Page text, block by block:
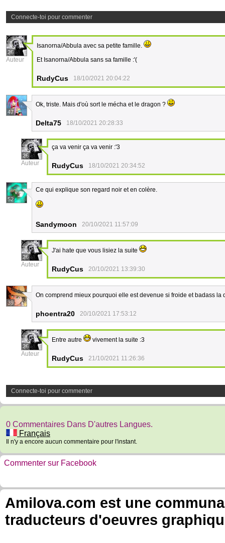
Connecte-toi pour commenter
26
Auteur
Isanorna/Abbula avec sa petite famille.
Et Isanorna/Abbula sans sa famille :'(
RudyCus 18/10/2021 20:04:22
47
Ok, triste. Mais d'où sort le mécha et le dragon ?
Delta75 18/10/2021 20:28:33
26
Auteur
ça va venir ça va venir :'3
RudyCus 18/10/2021 20:34:52
52
Ce qui explique son regard noir et en colère.
Sandymoon 20/10/2021 11:57:09
26
Auteur
J'ai hate que vous lisiez la suite
RudyCus 20/10/2021 13:39:30
39
On comprend mieux pourquoi elle est devenue si froide et badass la
phoentra20 20/10/2021 17:53:12
26
Auteur
Entre autre vivement la suite :3
RudyCus 21/10/2021 11:26:36
Connecte-toi pour commenter
0 Commentaires Dans D'autres Langues.
Français
Il n'y a encore aucun commentaire pour l'instant.
Commenter sur Facebook
Amilova.com est une
traducteurs d'oeuvres